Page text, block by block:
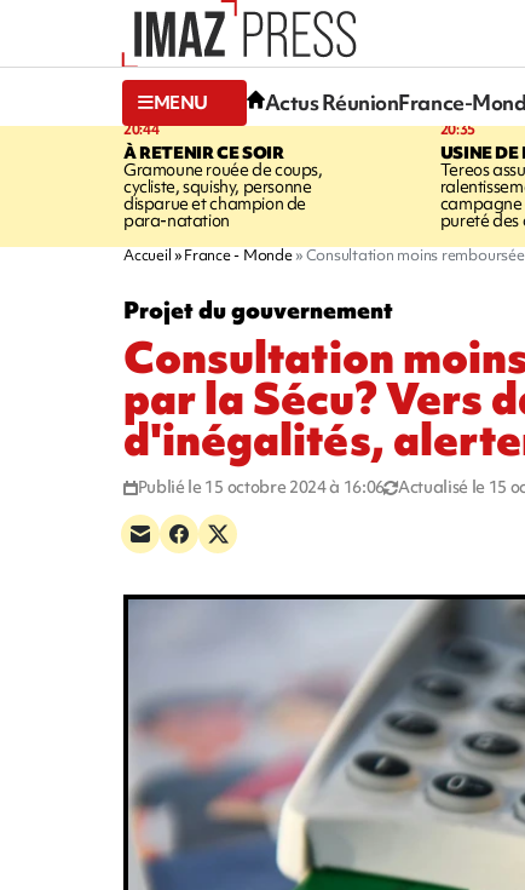
MENU Actus RéunionFrance-
20:44
À RETENIR CE SOIR
Gramoune rouée de coups,
cycliste, squishy, personne
disparue et champion de
para-natation
20:35
USINE DE
Tereos
campagne
pureté des
Accueil France - Monde Consultation moins
Projet du gouvernement
Consultation
par la Sécu? Vers
d'inégalités,
Publié le 15 octobre 2024 à 16:06 Actualisé le 15